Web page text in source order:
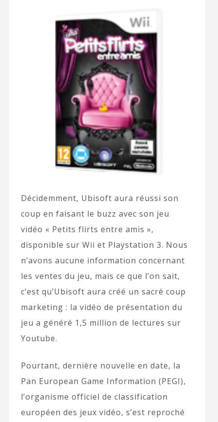
Décidemment, Ubisoft aura réussi son
coup en faisant le buzz avec son jeu
vidéo « Petits flirts entre amis »,
disponible sur Wii et Playstation 3. Nous
n’avons aucune information concernant
les ventes du jeu, mais ce que l’on sait,
c’est qu’Ubisoft aura créé un sacré coup
marketing : la vidéo de présentation du
jeu a généré 1,5 million de lectures sur
Youtube.
Pourtant, dernière nouvelle en date, la
Pan European Game Information (PEGI),
l’organisme officiel de classification
européen des jeux vidéo, s’est reproché